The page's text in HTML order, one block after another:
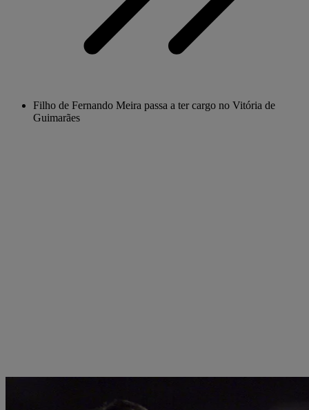
Filho de Fernando Meira passa a ter cargo no Vitória de
Guimarães